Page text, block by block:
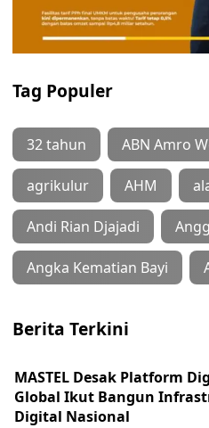
Tag Populer
32 tahun ABN Amro
agrikulur AHM
Andi Rian Djajadi
Angka Kematian Bayi
Berita Terkini
MASTEL Desak Platform
Global Ikut Bangun
Digital Nasional